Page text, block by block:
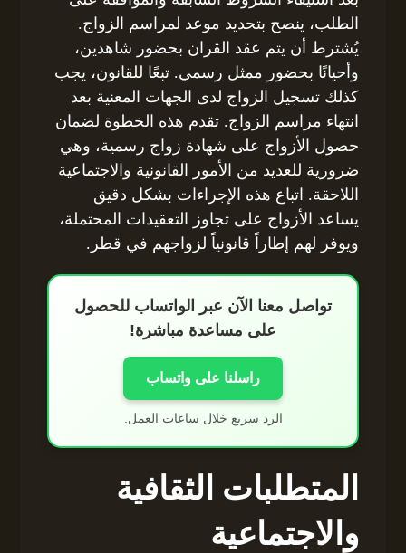
الطلب، ينصح بتحديد موعد لمراسم الزواج.
يُشترط أن يتم عقد القران بحضور شاهدين،
وأحيانًا بحضور ممثل رسمي. تبعًا للقانون، يجب
كذلك تسجيل الزواج لدى الجهات المعنية بعد
انتهاء مراسم الزواج. تقدم هذه الخطوة لضمان
حصول الأزواج على شهادة زواج رسمية، وهي
ضرورية للعديد من الأمور القانونية والاجتماعية
اللاحقة. اتباع هذه الإجراءات بشكل دقيق
يساعد الأزواج على تجاوز التعقيدات المحتملة،
ويوفر لهم إطاراً قانونياً لزواجهم في قطر.
تواصل معنا الآن عبر الواتساب للحصول
على مساعدة مباشرة!
راسلنا على واتساب
الرد سريع خلال ساعات العمل.
المتطلبات الثقافية
والاجتماعية